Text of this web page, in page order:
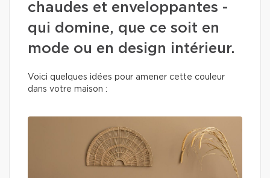
chaudes et enveloppantes -
qui domine, que ce soit en
mode ou en design intérieur.
Voici quelques idées pour amener cette couleur
dans votre maison :